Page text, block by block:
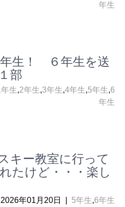
年生
生！ ６年生を送
部
生,2年生,3年生,4年生,5年生,6
年生
キー教室に行って
たけど・・・楽し
2026年01月20日 5年生,6年生